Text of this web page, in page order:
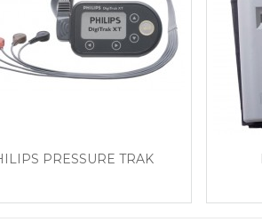
PRESSURE TRAK